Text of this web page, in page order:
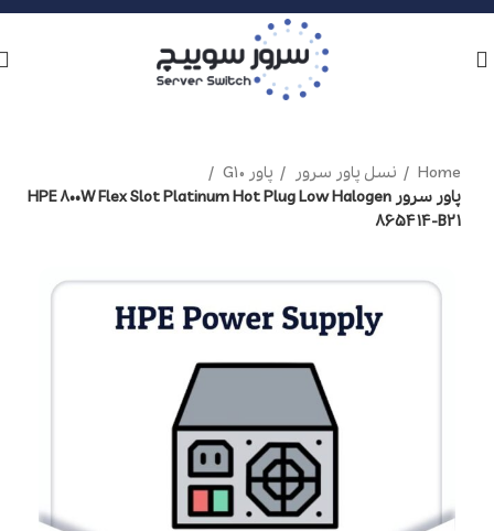
Home نسل پاور سرور
پاور G10
پاور سرور HPE 800W Flex Slot Platinum Hot Plug Low Halogen
865414-B21